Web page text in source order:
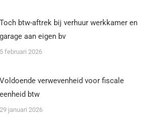
Toch btw-aftrek bij verhuur werkkamer en
garage aan eigen bv
5 februari 2026
Voldoende verwevenheid voor fiscale
eenheid btw
29 januari 2026